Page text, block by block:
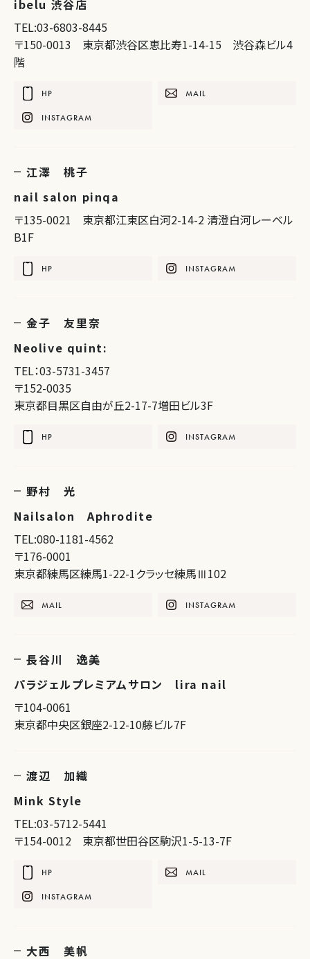
ibelu 渋谷店
TEL:03-6803-8445
〒150-0013 東京都渋谷区恵比寿1-14-15 渋谷森ビル4
階
HP MAIL
INSTAGRAM
江澤 桃子
nail salon pinqa
〒135-0021 東京都江東区白河2-14-2 清澄白河レーベル
B1F
HP INSTAGRAM
金子 友里奈
Neolive quint:
TEL：03-5731-3457
〒152-0035
東京都目黒区自由が丘2-17-7増田ビル3F
HP INSTAGRAM
野村 光
Nailsalon Aphrodite
TEL:080-1181-4562
〒176-0001
東京都練馬区練馬1-22-1クラッセ練馬Ⅲ102
MAIL INSTAGRAM
長谷川 逸美
パラジェルプレミアムサロン lira nail
〒104-0061
東京都中央区銀座2-12-10藤ビル7F
渡辺 加織
Mink Style
TEL:03-5712-5441
〒154-0012 東京都世田谷区駒沢1-5-13-7F
HP MAIL
INSTAGRAM
大西 美帆